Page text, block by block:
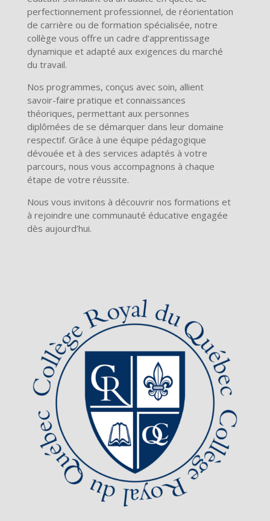
perfectionnement professionnel, de réorientation
de carrière ou de formation spécialisée, notre
collège vous offre un cadre d’apprentissage
dynamique et adapté aux exigences du marché
du travail.
Nos programmes, conçus avec soin, allient
savoir-faire pratique et connaissances
théoriques, permettant aux personnes
diplômées de se démarquer dans leur domaine
respectif. Grâce à une équipe pédagogique
dévouée et à des services adaptés à votre
parcours, nous vous accompagnons à chaque
étape de votre réussite.
Nous vous invitons à découvrir nos formations et
à rejoindre une communauté éducative engagée
dès aujourd’hui.